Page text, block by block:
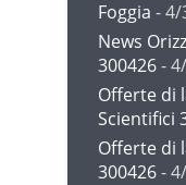
Foggia - 4/
News
300426-
Offerte di
Scientifici
Offerte di
300426-